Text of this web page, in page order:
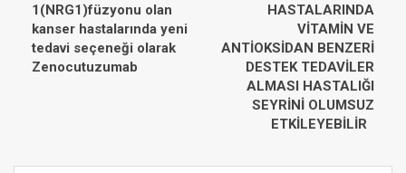
1(NRG1)füzyonu olan
kanser hastalarında yeni
tedavi seçeneği olarak
Zenocutuzumab
HASTALARINDA
VİTAMİN VE
ANTİOKSİDAN BENZERİ
DESTEK TEDAVİLER
ALMASI HASTALIĞI
SEYRİNİ OLUMSUZ
ETKİLEYEBİLİR